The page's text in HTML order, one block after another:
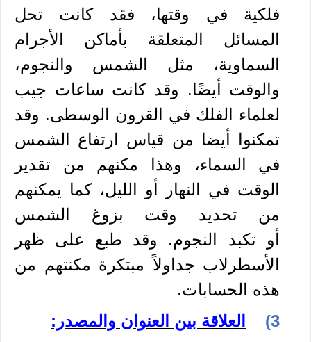
فلكية في وقتها، فقد كانت تحل
المسائل المتعلقة بأماكن الأجرام
السماوية، مثل
الشمس
والنجوم،
والوقت أيضًا. وقد كانت ساعات جيب
لعلماء الفلك في القرون الوسطى. وقد
تمكنوا أيضا من قياس ارتفاع الشمس
في السماء، وهذا مكنهم من تقدير
الوقت في النهار أو الليل، كما يمكنهم
من تحديد وقت بزوغ الشمس
أو تكبد
النجوم. وقد طبع على ظهر
الأسطرلاب جداولاً مبتكرة مكنتهم من
هذه الحسابات.
3)
العلاقة بين العنوان والمصدر: